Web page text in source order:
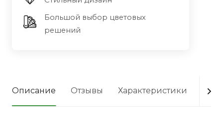
Большой выбор цветовых
решений
Описание Отзывы Характеристики